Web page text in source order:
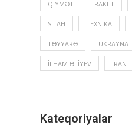
QIYMƏT RAKET
SILAH TEXNIKA
TƏYYARƏ UKRAYNA
İLHAM ƏLIYEV İRAN
Kateqoriyalar